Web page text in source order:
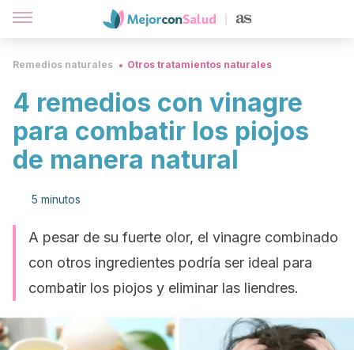
Remedios naturales Otros tratamientos naturales
4 remedios con vinagre
para combatir los piojos
de manera natural
5 minutos
A pesar de su fuerte olor, el vinagre combinado
con otros ingredientes podría ser ideal para
combatir los piojos y eliminar las liendres.